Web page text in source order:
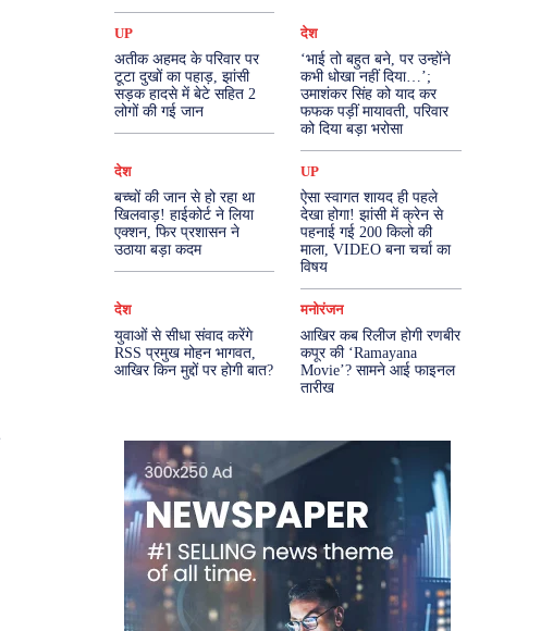
UP
अतीक अहमद के परिवार पर
टूटा दुखों का पहाड़, झांसी
सड़क हादसे में बेटे सहित 2
लोगों की गई जान
देश
‘भाई तो बहुत बने, पर उन्होंने
कभी धोखा नहीं दिया…’;
उमाशंकर सिंह को याद कर
फफक पड़ीं मायावती, परिवार
को दिया बड़ा भरोसा
देश
बच्चों की जान से हो रहा था
खिलवाड़! हाईकोर्ट ने लिया
एक्शन, फिर प्रशासन ने
उठाया बड़ा कदम
UP
ऐसा स्वागत शायद ही पहले
देखा होगा! झांसी में क्रेन से
पहनाई गई 200 किलो की
माला, VIDEO बना चर्चा का
विषय
देश
युवाओं से सीधा संवाद करेंगे
RSS प्रमुख मोहन भागवत,
आखिर किन मुद्दों पर होगी बात?
मनोरंजन
आखिर कब रिलीज होगी रणबीर
कपूर की ‘Ramayana
Movie’? सामने आई फाइनल
तारीख